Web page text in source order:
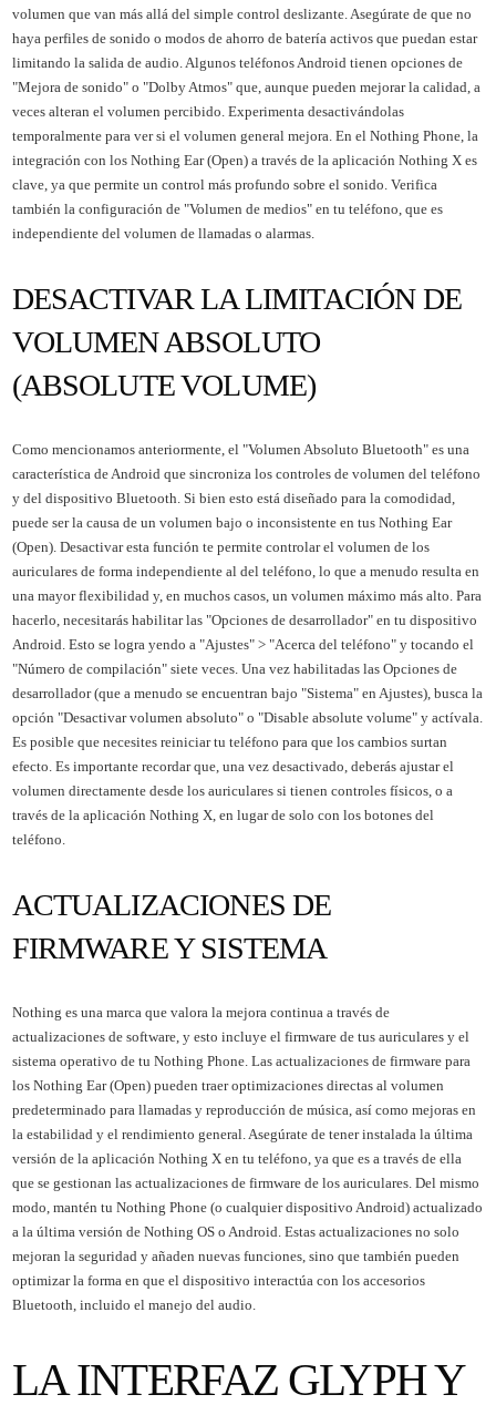
volumen que van más allá del simple control deslizante. Asegúrate de que no
haya perfiles de sonido o modos de ahorro de batería activos que puedan estar
limitando la salida de audio. Algunos teléfonos Android tienen opciones de
"Mejora de sonido" o "Dolby Atmos" que, aunque pueden mejorar la calidad, a
veces alteran el volumen percibido. Experimenta desactivándolas
temporalmente para ver si el volumen general mejora. En el Nothing Phone, la
integración con los Nothing Ear (Open) a través de la aplicación Nothing X es
clave, ya que permite un control más profundo sobre el sonido. Verifica
también la configuración de "Volumen de medios" en tu teléfono, que es
independiente del volumen de llamadas o alarmas.
DESACTIVAR LA LIMITACIÓN DE
VOLUMEN ABSOLUTO
(ABSOLUTE VOLUME)
Como mencionamos anteriormente, el "Volumen Absoluto Bluetooth" es una
característica de Android que sincroniza los controles de volumen del teléfono
y del dispositivo Bluetooth. Si bien esto está diseñado para la comodidad,
puede ser la causa de un volumen bajo o inconsistente en tus Nothing Ear
(Open). Desactivar esta función te permite controlar el volumen de los
auriculares de forma independiente al del teléfono, lo que a menudo resulta en
una mayor flexibilidad y, en muchos casos, un volumen máximo más alto. Para
hacerlo, necesitarás habilitar las "Opciones de desarrollador" en tu dispositivo
Android. Esto se logra yendo a "Ajustes" > "Acerca del teléfono" y tocando el
"Número de compilación" siete veces. Una vez habilitadas las Opciones de
desarrollador (que a menudo se encuentran bajo "Sistema" en Ajustes), busca la
opción "Desactivar volumen absoluto" o "Disable absolute volume" y actívala.
Es posible que necesites reiniciar tu teléfono para que los cambios surtan
efecto. Es importante recordar que, una vez desactivado, deberás ajustar el
volumen directamente desde los auriculares si tienen controles físicos, o a
través de la aplicación Nothing X, en lugar de solo con los botones del
teléfono.
ACTUALIZACIONES DE
FIRMWARE Y SISTEMA
Nothing es una marca que valora la mejora continua a través de
actualizaciones de software, y esto incluye el firmware de tus auriculares y el
sistema operativo de tu Nothing Phone. Las actualizaciones de firmware para
los Nothing Ear (Open) pueden traer optimizaciones directas al volumen
predeterminado para llamadas y reproducción de música, así como mejoras en
la estabilidad y el rendimiento general. Asegúrate de tener instalada la última
versión de la aplicación Nothing X en tu teléfono, ya que es a través de ella
que se gestionan las actualizaciones de firmware de los auriculares. Del mismo
modo, mantén tu Nothing Phone (o cualquier dispositivo Android) actualizado
a la última versión de Nothing OS o Android. Estas actualizaciones no solo
mejoran la seguridad y añaden nuevas funciones, sino que también pueden
optimizar la forma en que el dispositivo interactúa con los accesorios
Bluetooth, incluido el manejo del audio.
LA INTERFAZ GLYPH Y